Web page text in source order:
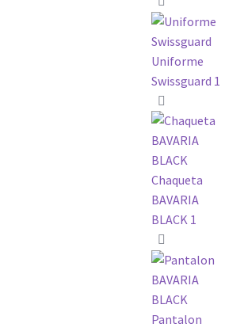
Uniforme
Swissguard 1
Chaqueta
BAVARIA
BLACK 1
Pantalon